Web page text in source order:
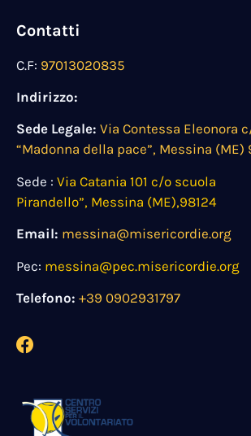
Contatti
C.F: 97013020835
Indirizzo:
Sede Legale: Via Contessa Eleonora
“Madonna della pace”, Messina (ME)
Sede : Via Catania 101 c/o
Pirandello”, Messina (ME),98124
Email: messina@misericordie.org
Pec: messina@pec.misericordie.org
Telefono: +39 0902931797